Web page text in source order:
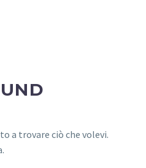
a trovare ciò che volevi.